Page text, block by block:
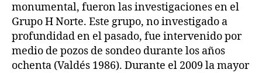
monumental, fueron las investigaciones en el
Grupo H Norte. Este grupo, no investigado a
profundidad en el pasado, fue intervenido por
medio de pozos de sondeo durante los años
ochenta (Valdés 1986). Durante el 2009 la mayor